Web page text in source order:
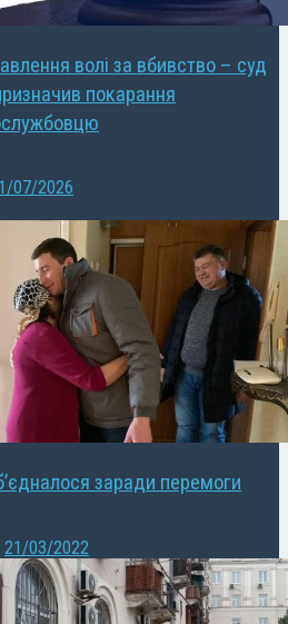
волі за вбивство – суд
покарання
07/2026
заради перемоги
21/03/2022